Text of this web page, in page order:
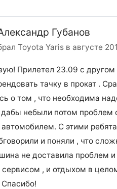
Губанов
Toyota Yaris в августе
Прилетел 23.09 с другом
тачку в прокат .
о том , что необходима
небыли потом проблем
С этими
и поняли , что
не доставила проблем
, и отдыхом в